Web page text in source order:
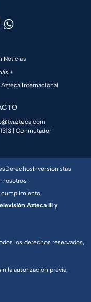
Noticias
+
Azteca Internacional
| Conmutador
los derechos reservados,
la autorización previa,
DerechosInversionistas
nosotros
cumplimiento
Azteca III y